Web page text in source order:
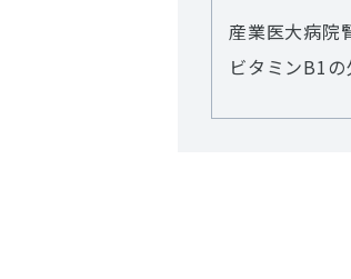
産業医大病院
ビタミンB1